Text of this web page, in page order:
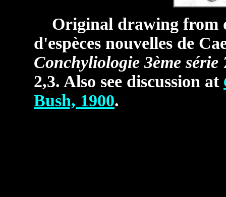
Original drawing from
d'espèces nouvelles de
Conchyliologie 3ème
2,3. Also see discussion at
Bush, 1900.